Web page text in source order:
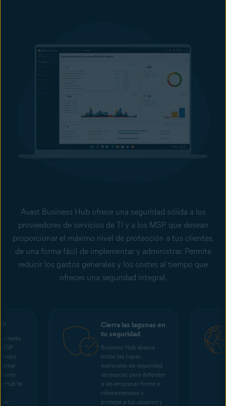
Avast Business Hub ofrece una seguridad sólida a los
proveedores de servicios de TI y a los MSP que desean
proporcionar el máximo nivel de protección a tus clientes,
de una forma fácil de implementar y administrar. Permite
reducir los gastos generales y los costes al tiempo que
ofreces una seguridad integral.
mejor
Hub te
Cierra las lagunas en
tu seguridad
Business Hub abarca
todas las capas
esenciales de seguridad
necesarias para defender
a las empresas frente a
ciberamenazas y
protege a tus usuarios y